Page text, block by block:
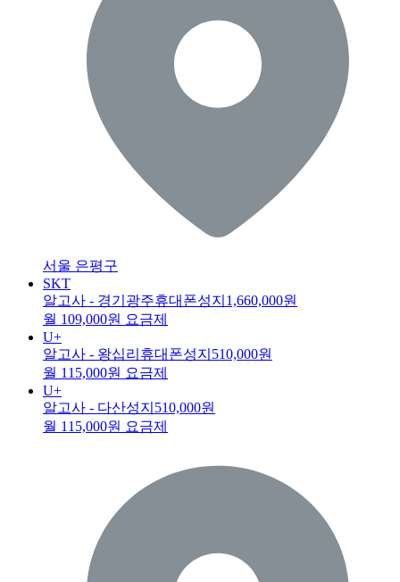
서울 은평구
SKT
알고사 - 경기광주휴대폰성지 1,660,000원
월 109,000원 요금제
U+
알고사 - 왕십리휴대폰성지 510,000원
월 115,000원 요금제
U+
알고사 - 다산성지 510,000원
월 115,000원 요금제